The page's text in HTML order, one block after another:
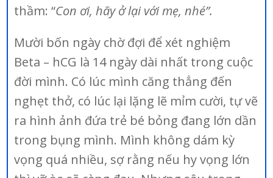
thầm: “Con ơi, hãy ở lại với mẹ, nhé”.
Mười bốn ngày chờ đợi để xét nghiệm
Beta – hCG là 14 ngày dài nhất trong cuộc
đời mình. Có lúc mình căng thẳng đến
nghẹt thở, có lúc lại lặng lẽ mỉm cười, tự vẽ
ra hình ảnh đứa trẻ bé bỏng đang lớn dần
trong bụng mình. Mình không dám kỳ
vọng quá nhiều, sợ rằng nếu hy vọng lớn